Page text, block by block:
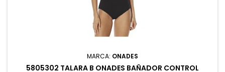
MARCA: ONADES
5805302 TALARA B ONADES BAÑADOR CONTROL